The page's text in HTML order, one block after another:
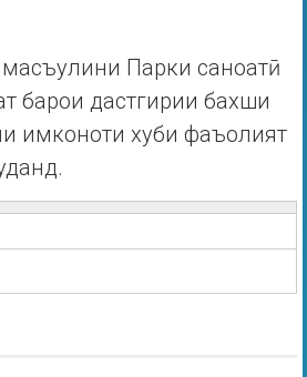
Парки саноатӣ
барои дастгирии бахши
имконоти хуби фаъолият